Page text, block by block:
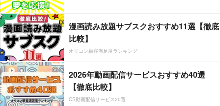
漫画読み放題サブスクおすすめ11選【徹底
比較】
オリコン顧客満足度ランキング
2026年動画配信サービスおすすめ40選
【徹底比較】
CS動画配信サービス20選